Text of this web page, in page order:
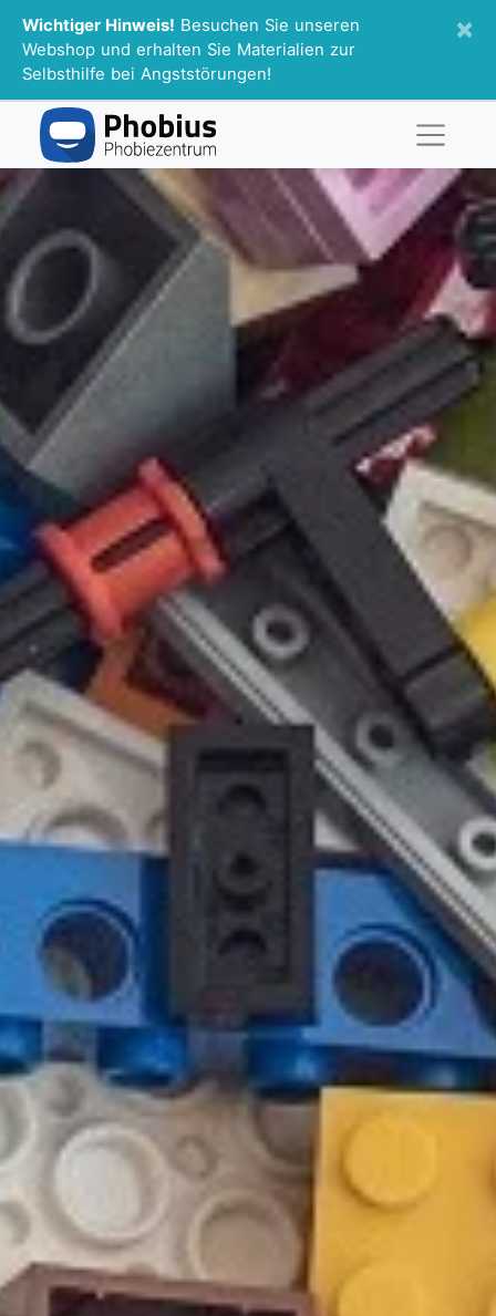
Wichtiger Hinweis! Besuchen Sie unseren
Webshop und erhalten Sie Materialien zur
Selbsthilfe bei Angststörungen!
×